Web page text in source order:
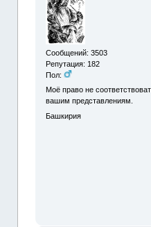
Сообщений: 3503
Репутация: 182
Пол:
Моё право не
вашим представлениям.
Башкирия